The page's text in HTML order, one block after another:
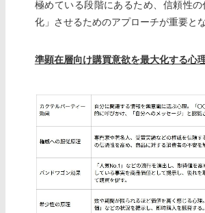
極めている段階にあるため、信頼性
化」させるためのアプローチが重要とな
準顕在層向け購買意欲を最大化する心